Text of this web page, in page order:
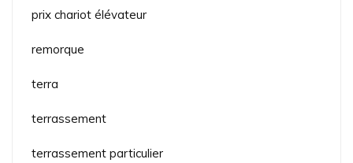
prix chariot élévateur
remorque
terra
terrassement
terrassement particulier